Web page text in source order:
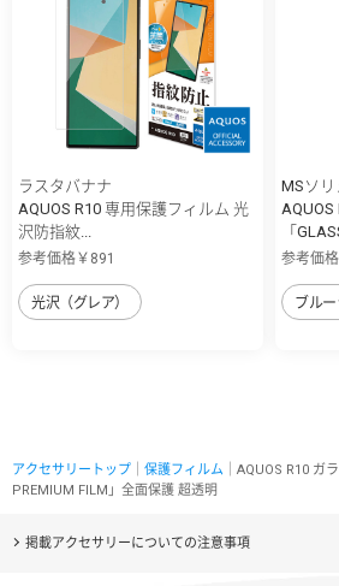
ラスタバナナ
AQUOS R10 専用保護フィルム 光
沢防指紋...
参考価格￥891
光沢（グレア）
MSソ
「
参考価
ブル
アクセサリートップ 保護フィルム ｜AQUOS R10 ガ
PREMIUM FILM」全面保護 超透明
掲載アクセサリーについての注意事項